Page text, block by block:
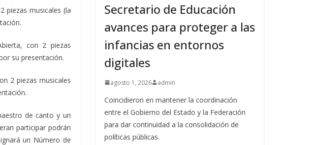
piezas musicales (la
con 2 piezas
su presentación.
2 piezas musicales
de canto y un
participar podrán
un Número de
Secretario de Educación
avances para proteger a las
infancias en entornos
digitales
agosto 1, 2026 admin
Coincidieron en mantener la coordinación
entre el Gobierno del Estado y la Federación
para dar continuidad a la consolidación de
políticas públicas.